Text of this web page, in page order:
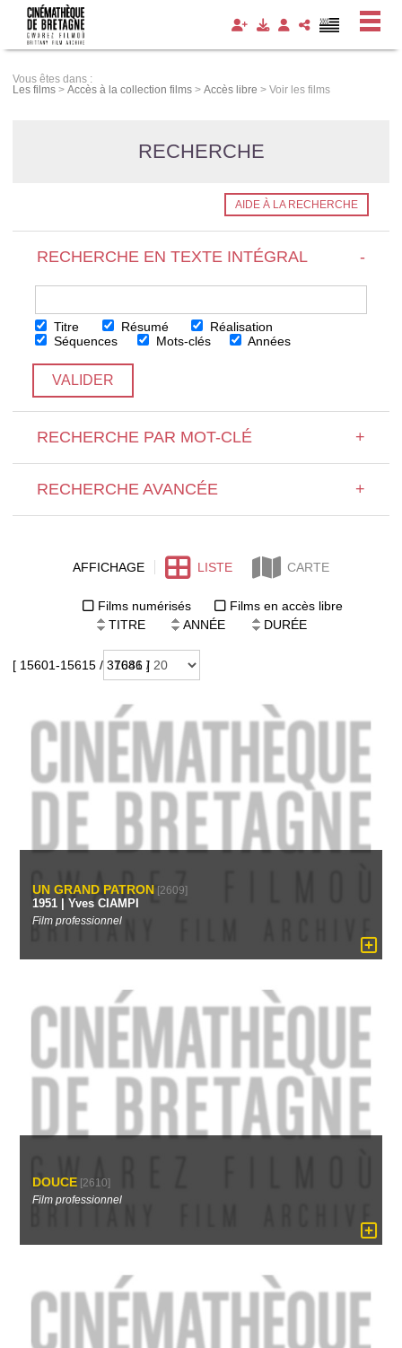
Vous êtes dans :
Les films > Accès à la collection films > Accès libre > Voir les films
RECHERCHE
AIDE À LA RECHERCHE
RECHERCHE EN TEXTE INTÉGRAL -
Titre Résumé
Réalisation
Séquences
Mots-clés Années
VALIDER
RECHERCHE PAR MOT-CLÉ +
RECHERCHE AVANCÉE +
AFFICHAGE LISTE CARTE
Films numérisés
Films en accès libre
TITRE
ANNÉE DURÉE
[ 15601-15615 / 37686 ]
UN GRAND PATRON [2609]
1951 | Yves CIAMPI
Film professionnel
DOUCE[2610]
Film professionnel
Panneau de gestion des cookies